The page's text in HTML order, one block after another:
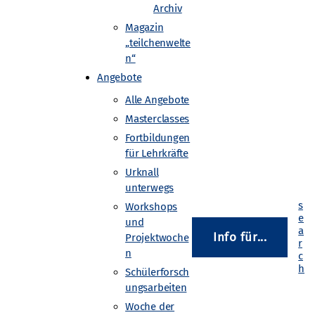
Archiv
Magazin
„teilchenwelte
n“
Angebote
Alle Angebote
Masterclasses
Fortbildungen
für Lehrkräfte
Urknall
unterwegs
Workshops
und
Projektwoche
n
Schülerforsch
ungsarbeiten
Woche der
Info für...
möglich. Wurden mit
an. Ziel des Workshops
erfahren die Teilnehmenden,